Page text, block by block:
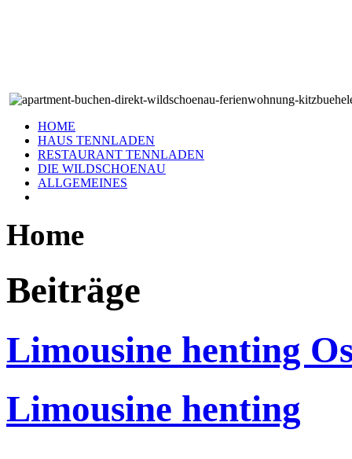
HOME
HAUS TENNLADEN
RESTAURANT TENNLADEN
DIE WILDSCHOENAU
ALLGEMEINES
Home
Beiträge
Limousine henting
Limousine henting